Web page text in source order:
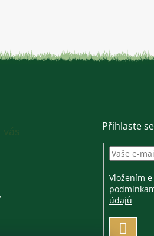
Přihlaste
Vložením
údajů